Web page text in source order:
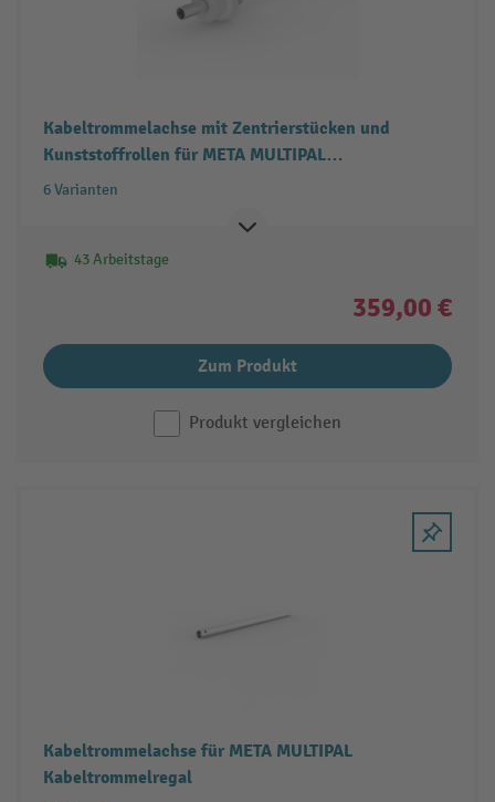
Kabeltrommelachse mit Zentrierstücken und
Kunststoffrollen für META MULTIPAL
Kabeltrommelregal
6 Varianten
43 Arbeitstage
359,00 €
Zum Produkt
Produkt vergleichen
Kabeltrommelachse für META MULTIPAL
Kabeltrommelregal